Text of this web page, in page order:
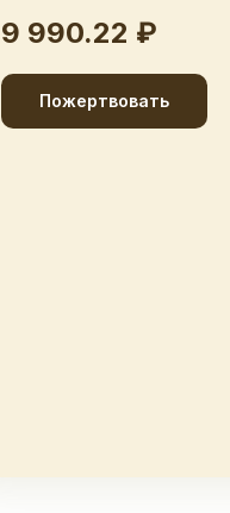
9 990.22 ₽
Пожертвовать